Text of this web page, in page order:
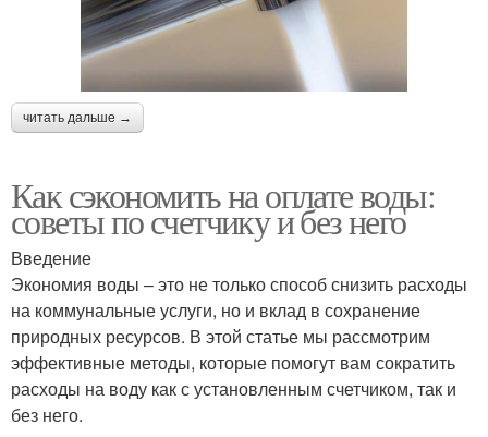
читать дальше →
Как сэкономить на оплате воды:
советы по счетчику и без него
Введение
Экономия воды – это не только способ снизить расходы
на коммунальные услуги, но и вклад в сохранение
природных ресурсов. В этой статье мы рассмотрим
эффективные методы, которые помогут вам сократить
расходы на воду как с установленным счетчиком, так и
без него.